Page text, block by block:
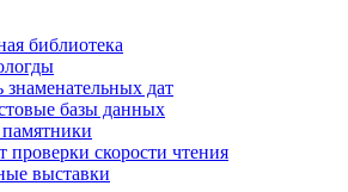
библиотека
знаменательных дат
базы данных
проверки скорости чтения
выставки